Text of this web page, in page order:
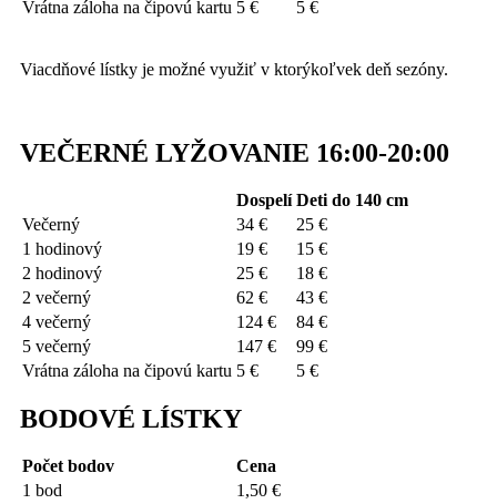
Vrátna záloha na čipovú kartu 5 € 5 €
Viacdňové lístky je možné využiť v ktorýkoľvek deň sezóny.
VEČERNÉ LYŽOVANIE 16:00-20:00
Dospelí Deti do 140 cm
Večerný
34 €
25 €
1 hodinový
19 €
15 €
2 hodinový
25 €
18 €
2 večerný
62 €
43 €
4 večerný
124 €
84 €
5 večerný
147 €
99 €
Vrátna záloha na čipovú kartu 5 € 5 €
BODOVÉ LÍSTKY
Počet bodov
Cena
1 bod
1,50 €